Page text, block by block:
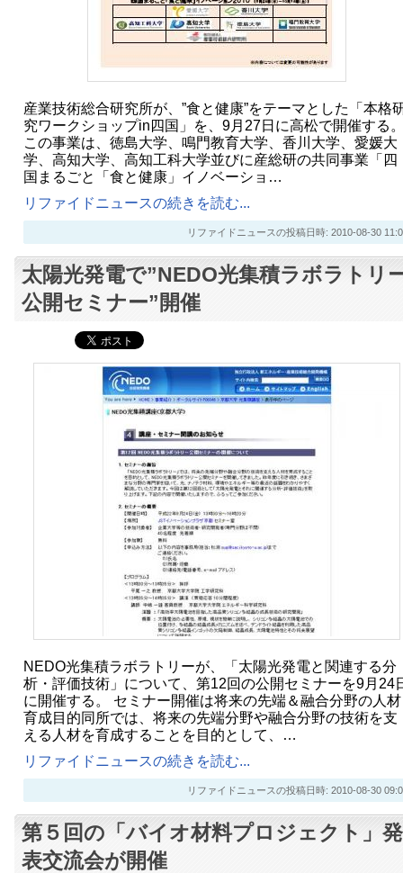
産業技術総合研究所が、”食と健康”をテーマとした「本格
究ワークショップin四国」を、9月27日に高松で開催する
この事業は、徳島大学、鳴門教育大学、香川大学、愛媛大
学、高知大学、高知工科大学並びに産総研の共同事業「四
国まるごと「食と健康」イノベーショ…
リファイドニュースの続きを読む...
リファイドニュースの投稿日時: 2010-08-30
太陽光発電で”NEDO光集積ラボラトリ
公開セミナー”開催
NEDO光集積ラボラトリーが、「太陽光発電と関連する分
析・評価技術」について、第12回の公開セミナーを9月24
に開催する。 セミナー開催は将来の先端＆融合分野の人材
育成目的同所では、将来の先端分野や融合分野の技術を支
える人材を育成することを目的として、…
リファイドニュースの続きを読む...
リファイドニュースの投稿日時: 2010-08-30
第５回の「バイオ材料プロジェクト」発
表交流会が開催